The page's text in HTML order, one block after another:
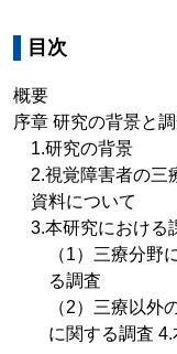
目次
概要
序章 研究の背景と
1.研究の背景
2.視覚障害者の三
資料について
3.本研究における
（1）三療分野
る調査
（2）三療以外
に関する調査